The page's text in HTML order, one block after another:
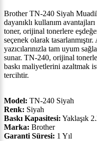
Brother TN-240 Siyah
dayanıklı kullanım
toner, orijinal tonerlere
seçenek olarak
yazıcılarınızla tam uyum
sunar. TN-240, orijinal
baskı maliyetlerini azaltmak
tercihtir.
Model: TN-240 Siyah
Renk: Siyah
Baskı Kapasitesi: Yaklaşık
Marka: Brother
Garanti Süresi: 1 Yıl